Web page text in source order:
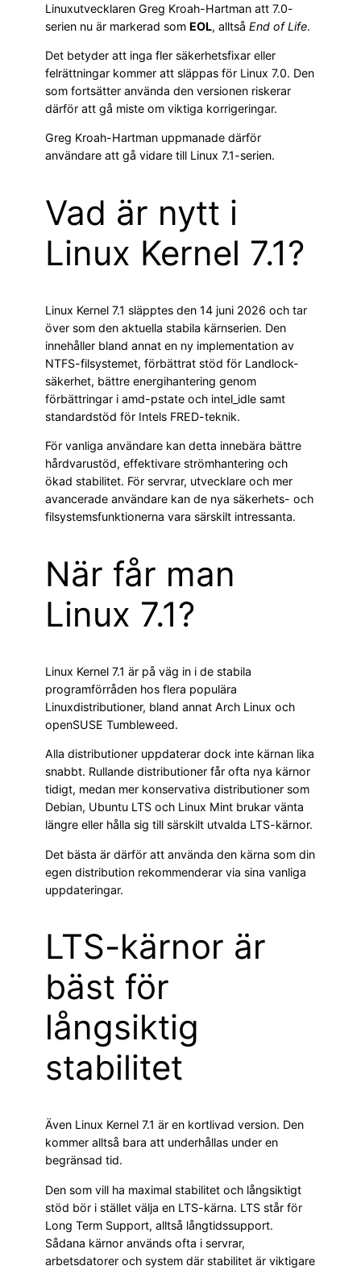
Linuxutvecklaren Greg Kroah-Hartman att 7.0-
serien nu är markerad som EOL, alltså End of Life.
Det betyder att inga fler säkerhetsfixar eller
felrättningar kommer att släppas för Linux 7.0. Den
som fortsätter använda den versionen riskerar
därför att gå miste om viktiga korrigeringar.
Greg Kroah-Hartman uppmanade därför
användare att gå vidare till Linux 7.1-serien.
Vad är nytt i
Linux Kernel 7.1?
Linux Kernel 7.1 släpptes den 14 juni 2026 och tar
över som den aktuella stabila kärnserien. Den
innehåller bland annat en ny implementation av
NTFS-filsystemet, förbättrat stöd för Landlock-
säkerhet, bättre energihantering genom
förbättringar i amd-pstate och intel_idle samt
standardstöd för Intels FRED-teknik.
För vanliga användare kan detta innebära bättre
hårdvarustöd, effektivare strömhantering och
ökad stabilitet. För servrar, utvecklare och mer
avancerade användare kan de nya säkerhets- och
filsystemsfunktionerna vara särskilt intressanta.
När får man
Linux 7.1?
Linux Kernel 7.1 är på väg in i de stabila
programförråden hos flera populära
Linuxdistributioner, bland annat Arch Linux och
openSUSE Tumbleweed.
Alla distributioner uppdaterar dock inte kärnan lika
snabbt. Rullande distributioner får ofta nya kärnor
tidigt, medan mer konservativa distributioner som
Debian, Ubuntu LTS och Linux Mint brukar vänta
längre eller hålla sig till särskilt utvalda LTS-kärnor.
Det bästa är därför att använda den kärna som din
egen distribution rekommenderar via sina vanliga
uppdateringar.
LTS-kärnor är
bäst för
långsiktig
stabilitet
Även Linux Kernel 7.1 är en kortlivad version. Den
kommer alltså bara att underhållas under en
begränsad tid.
Den som vill ha maximal stabilitet och långsiktigt
stöd bör i stället välja en LTS-kärna. LTS står för
Long Term Support, alltså långtidssupport.
Sådana kärnor används ofta i servrar,
arbetsdatorer och system där stabilitet är viktigare